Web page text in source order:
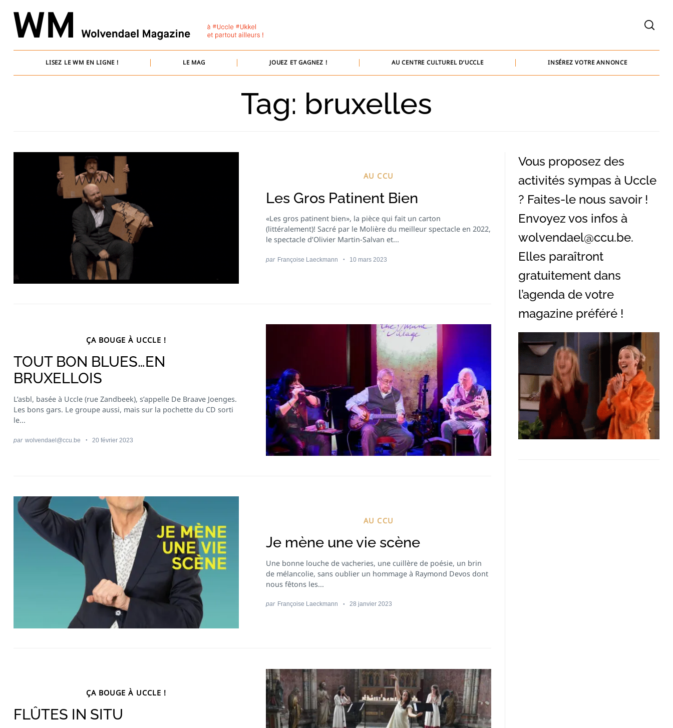
content
LISEZ LE WM EN LIGNE ! LE MAG JOUEZ ET GAGNEZ ! AU CENTRE CULTUREL D’UCCLE INSÉREZ VOTRE ANNONCE
bernard@baammedia.be
jennifer@baammedia.be
Tag: bruxelles
AU CCU
Les Gros Patinent Bien
«Les gros patinent bien», la pièce qui fait un carton
(littéralement)! Sacré par le Molière du meilleur spectacle en 2022,
le spectacle d’Olivier Martin-Salvan et...
par Françoise Laeckmann 10 mars 2023
ÇA BOUGE À UCCLE !
TOUT BON BLUES…EN
BRUXELLOIS
L’asbl, basée à Uccle (rue Zandbeek), s’appelle De Braave Joenges.
Les bons gars. Le groupe aussi, mais sur la pochette du CD sorti
le...
par wolvendael@ccu.be 20 février 2023
AU CCU
Je mène une vie scène
Une bonne louche de vacheries, une cuillère de poésie, un brin
de mélancolie, sans oublier un hommage à Raymond Devos dont
nous fêtons les...
par Françoise Laeckmann 28 janvier 2023
ÇA BOUGE À UCCLE !
FLÛTES IN SITU
Vous proposez des
activités sympas à Uccle
? Faites-le nous savoir !
Envoyez vos infos à
wolvendael@ccu.be.
Elles paraîtront
gratuitement dans
l’agenda de votre
magazine préféré !